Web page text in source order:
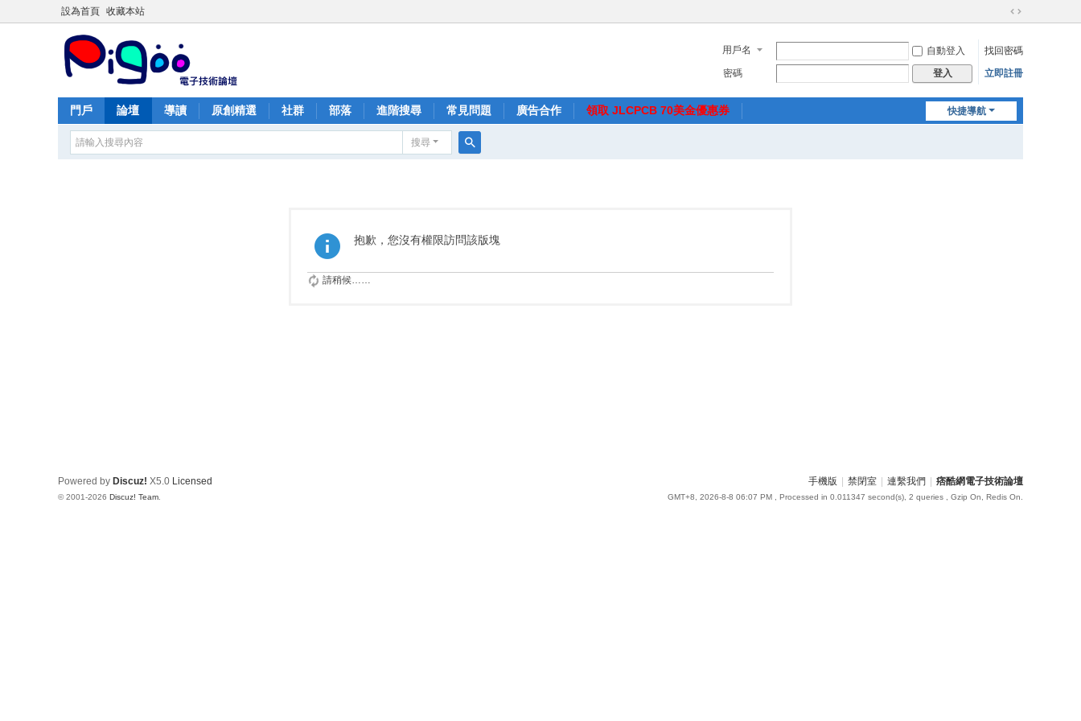
設為首頁 收藏本站
切
到
寬
用戶名 自動登入
找回密碼
密碼
登入 立即註冊
快捷導航
門戶 論壇 導讀 原創精選 社群 部落 進階搜尋 常見問題 廣告合作 領取 JLCPCB 70美金優惠券
搜尋
抱歉，您沒有權限訪問該版塊
請稍候……
手機版 禁閉室 連繫我們 痞酷網電子技術論壇
GMT+8, 2026-8-8 06:07 PM , Processed in 0.011347 second(s), 2 queries , Gzip On, Redis On.
Powered by Discuz! X5.0 Licensed
© 2001-2026 Discuz! Team